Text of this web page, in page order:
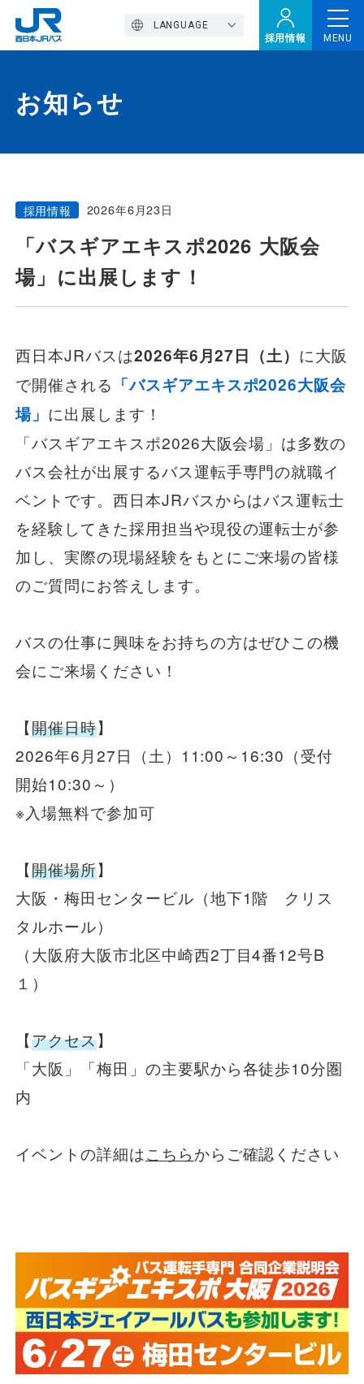
採用情報
LANGUAGE
MENU
トップページ
西バスの魅力
高速バス
定期観光バス
一般路線バス
貸切バス
関連事業
お知らせ
お問い合わせ・Q&A
会社案内
取組み
お知らせ
採用情報 2026年6月23日
「バスギアエキスポ2026 大阪会
場」に出展します！
西日本JRバスは2026年6月27日（土） に大阪
で開催される 「バスギアエキスポ2026大阪会
場」 に出展します！
「バスギアエキスポ2026大阪会場」は多数の
バス会社が出展するバス運転手専門の就職イ
ベントです。西日本JRバスからはバス運転士
を経験してきた採用担当や現役の運転士が参
加し、実際の現場経験をもとにご来場の皆様
のご質問にお答えします。
バスの仕事に興味をお持ちの方はぜひこの機
会にご来場ください！
【開催日時】
2026年6月27日（土）11:00～16:30（受付
開始10:30～）
※入場無料で参加可
【開催場所】
大阪・梅田センタービル（地下1階 クリス
タルホール）
（大阪府大阪市北区中崎西2丁目4番12号B
１）
【アクセス】
「大阪」「梅田」の主要駅から各徒歩10分圏
内
イベントの詳細はこちらからご確認ください